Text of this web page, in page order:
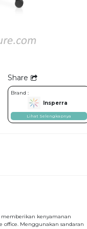
Share
Brand :
Insperra
Lihat Selengkapnya
kenyamanan
Menggunakan sandaran